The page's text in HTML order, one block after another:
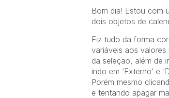
Bom dia! Estou com
dois objetos de
Fiz tudo da forma
variáveis aos
da seleção, além de
indo em ‘Externo’ e
Porém mesmo
e tentando apagar